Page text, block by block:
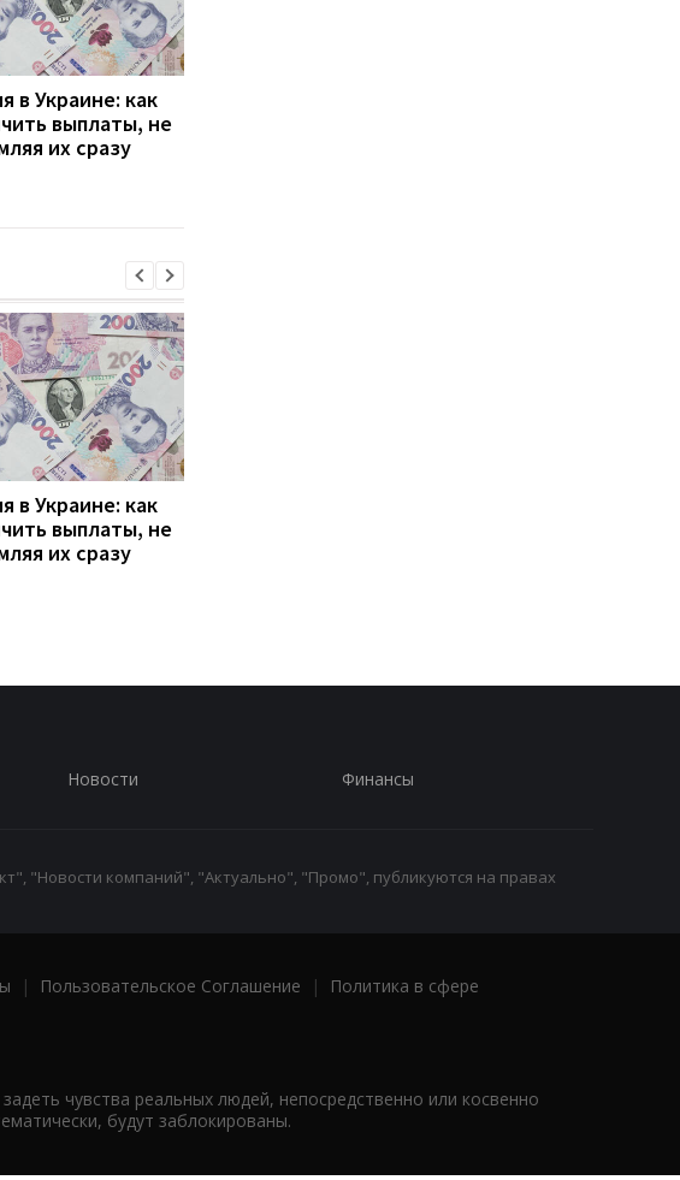
в Украине: как
выплаты, не
их сразу
в Украине: как
выплаты, не
их сразу
Новости Финансы
"Новости компаний", "Актуально", "Промо", публикуются на правах
| Пользовательское Соглашение |
Политика в сфере
чувства реальных людей, непосредственно или косвенно
будут заблокированы.